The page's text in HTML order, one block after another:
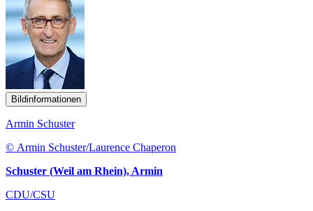
Bildinformationen
Armin Schuster
© Armin Schuster/Laurence Chaperon
Schuster (Weil am Rhein), Armin
CDU/CSU